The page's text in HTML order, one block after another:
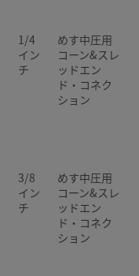
1/4
イン
チ
めす中圧用
コーン&スレ
ッドエン
ド・コネク
ション
3/8
イン
チ
めす中圧用
コーン&スレ
ッドエン
ド・コネク
ション